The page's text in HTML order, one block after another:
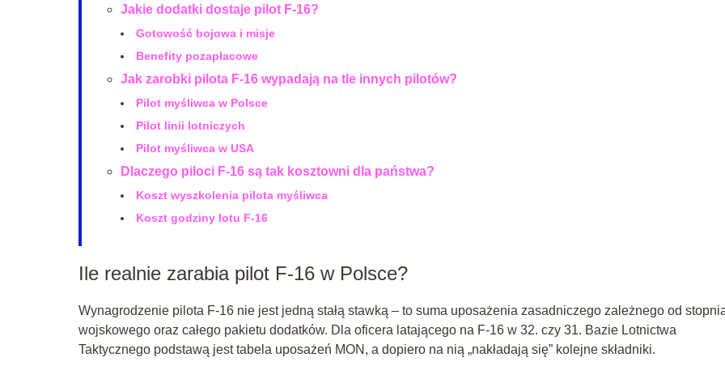
Jakie dodatki dostaje pilot F-16?
Gotowość bojowa i misje
Benefity pozapłacowe
Jak zarobki pilota F-16 wypadają na tle innych pilotów?
Pilot myśliwca w Polsce
Pilot linii lotniczych
Pilot myśliwca w USA
Dlaczego piloci F-16 są tak kosztowni dla państwa?
Koszt wyszkolenia pilota myśliwca
Koszt godziny lotu F-16
Ile realnie zarabia pilot F-16 w Polsce?
Wynagrodzenie pilota F‑16 nie jest jedną stałą stawką – to suma uposażenia zasadniczego zależnego od
wojskowego oraz całego pakietu dodatków. Dla oficera latającego na F‑16 w 32. czy 31. Bazie Lotnictwa
Taktycznego podstawą jest tabela uposażeń MON, a dopiero na nią „nakładają się” kolejne składniki.